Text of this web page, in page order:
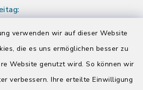
verwenden wir auf dieser Website
die es uns ermöglichen besser zu
Website genutzt wird. So können wir
verbessern. Ihre erteilte Einwilligung